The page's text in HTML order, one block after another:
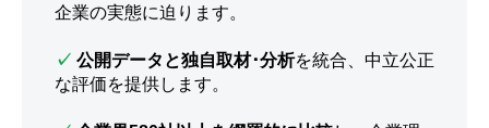
企業の実態に迫ります。
✓ 公開データと独自取材･分析を統合、中立公正
な評価を提供します。